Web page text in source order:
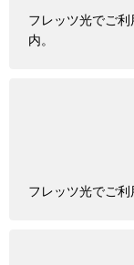
フレッツ光でご
内。
フレッツ光でご利